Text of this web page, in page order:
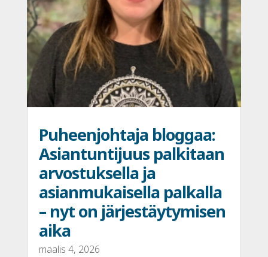
Puheenjohtaja bloggaa:
Asiantuntijuus palkitaan
arvostuksella ja
asianmukaisella palkalla
– nyt on järjestäytymisen
aika
maalis 4, 2026